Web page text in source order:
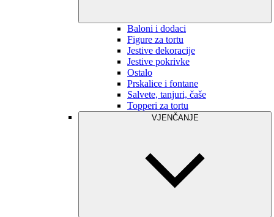
Baloni i dodaci
Figure za tortu
Jestive dekoracije
Jestive pokrivke
Ostalo
Prskalice i fontane
Salvete, tanjuri, čaše
Topperi za tortu
VJENČANJE